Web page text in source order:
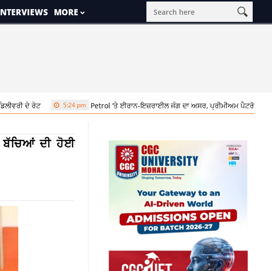
MORE
5:24 pm Petrol ‘ਤੇ ਈਰਾਨ-ਇਜ਼ਰਾਈਲ ਜੰਗ ਦਾ ਅਸਰ, ਪ੍ਰੀਮੀਅਮ ਪੈਟਰੋਲ 2.30 ਰੁਪਏ
ਬੱਚਿਆਂ ਦੀ ਹੋਈ